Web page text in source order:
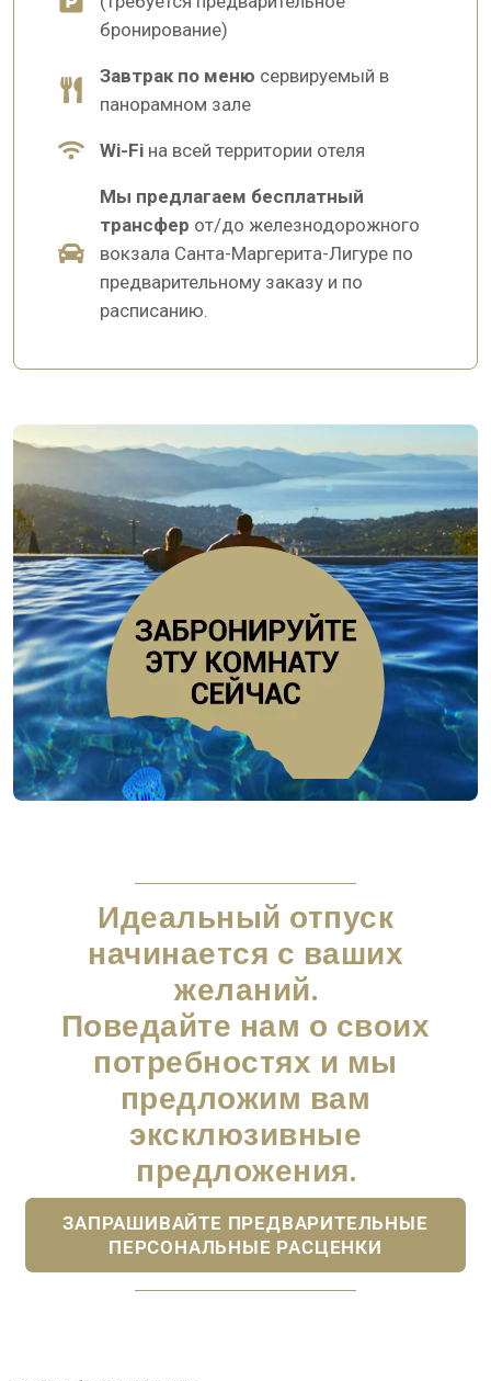
бронирование)
Завтрак по меню сервируемый в
панорамном зале
Wi-Fi на всей территории отеля
Мы предлагаем бесплатный
трансфер от/до железнодорожного
вокзала Санта-Маргерита-Лигуре по
предварительному заказу и по
расписанию.
Идеальный отпуск
начинается с ваших
желаний.
Поведайте нам о своих
потребностях и мы
предложим вам
эксклюзивные
предложения.
ЗАПРАШИВАЙТЕ ПРЕДВАРИТЕЛЬНЫЕ
ПЕРСОНАЛЬНЫЕ РАСЦЕНКИ